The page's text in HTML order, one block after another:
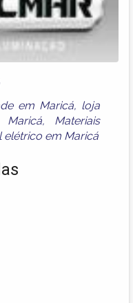
em Maricá, loja
, Materiais
elétrico em Maricá